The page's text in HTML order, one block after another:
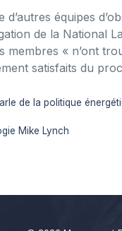
équipes
de la National
membres « n’ont
satisfaits du
de la politique
Mike Lynch